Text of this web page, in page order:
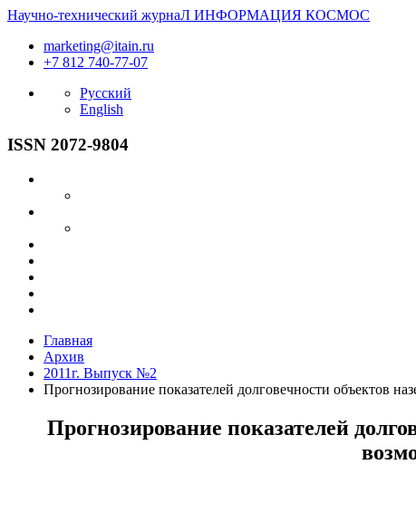
Научно-технический журнаЛ ИНФОРМАЦИЯ КОСМОС
marketing@itain.ru
+7 812 740-77-07
Русский
English
ISSN 2072-9804
Главная
Архив
2011г. Выпуск №2
Прогнозирование показателей долговечности объектов
Прогнозирование показателей